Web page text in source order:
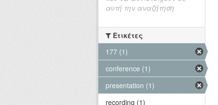
αυτή την αναζήτηση
Ετικέτες
177 (1)
conference (1)
presentation (1)
recording (1)